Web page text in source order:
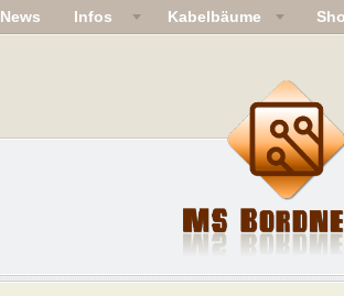
News Infos Kabelbäume